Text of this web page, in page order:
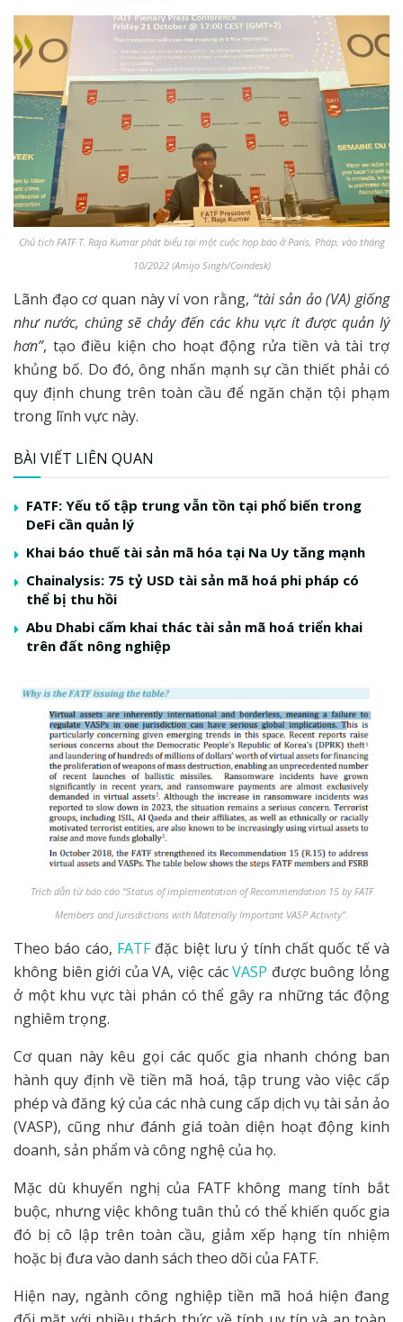
Chủ tịch FATF T. Raja Kumar phát biểu tại một cuộc họp báo ở Paris, Pháp, vào tháng
10/2022 (Amijo Singh/Coindesk)
Lãnh đạo cơ quan này ví von rằng, “tài sản ảo (VA) giống
như nước, chúng sẽ chảy đến các khu vực ít được quản lý
hơn”, tạo điều kiện cho hoạt động rửa tiền và tài trợ
khủng bố. Do đó, ông nhấn mạnh sự cần thiết phải có
quy định chung trên toàn cầu để ngăn chặn tội phạm
trong lĩnh vực này.
BÀI VIẾT LIÊN QUAN
FATF: Yếu tố tập trung vẫn tồn tại phổ biến trong
DeFi cần quản lý
Khai báo thuế tài sản mã hóa tại Na Uy tăng mạnh
Chainalysis: 75 tỷ USD tài sản mã hoá phi pháp có
thể bị thu hồi
Abu Dhabi cấm khai thác tài sản mã hoá triển khai
trên đất nông nghiệp
Trích dẫn từ báo cáo “Status of implementation of Recommendation 15 by FATF
Members and Jurisdictions with Materially Important VASP Activity”.
Theo báo cáo, FATF đặc biệt lưu ý tính chất quốc tế và
không biên giới của VA, việc cácVASP được buông lỏng
ở một khu vực tài phán có thể gây ra những tác động
nghiêm trọng.
Cơ quan này kêu gọi các quốc gia nhanh chóng ban
hành quy định về tiền mã hoá, tập trung vào việc cấp
phép và đăng ký của các nhà cung cấp dịch vụ tài sản ảo
(VASP), cũng như đánh giá toàn diện hoạt động kinh
doanh, sản phẩm và công nghệ của họ.
Mặc dù khuyến nghị của FATF không mang tính bắt
buộc, nhưng việc không tuân thủ có thể khiến quốc gia
đó bị cô lập trên toàn cầu, giảm xếp hạng tín nhiệm
hoặc bị đưa vào danh sách theo dõi của FATF.
Hiện nay, ngành công nghiệp tiền mã hoá hiện đang